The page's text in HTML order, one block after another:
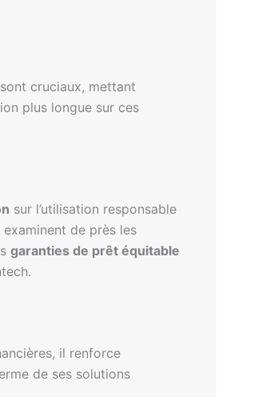
cruciaux, mettant
plus longue sur ces
sur l’utilisation responsable
examinent de près les
garanties de prêt équitable
il renforce
de ses solutions